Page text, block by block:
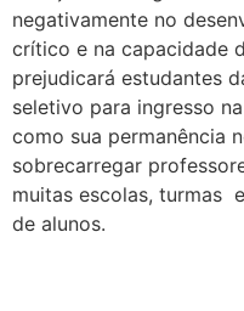
negativamente no
crítico e na capacidade
prejudicará estudantes
seletivo para ingresso
como sua permanência
sobrecarregar
muitas escolas, turmas
de alunos.